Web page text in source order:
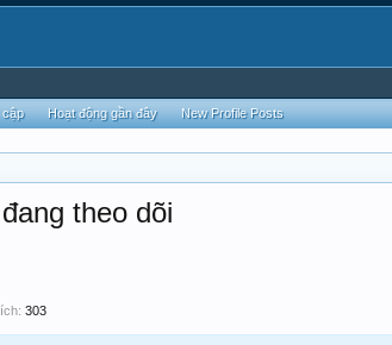
theo dõi
303
Hoạt động gần đây New Profile Posts